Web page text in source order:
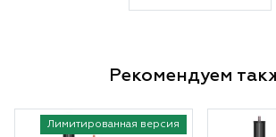
Рекомендуем
Лимитированная версия